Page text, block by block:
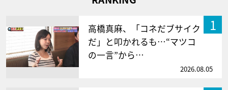
1
高橋真麻、「コネだブサイク
だ」と叩かれるも…“マツコ
の一言”から…
2026.08.05